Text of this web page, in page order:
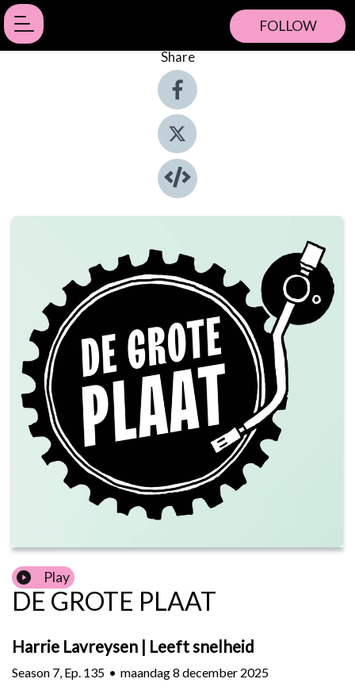
FOLLOW
Share
Play
DE GROTE PLAAT
Harrie Lavreysen | Leeft snelheid
Season 7 Ep. 135 • maandag 8 december 2025